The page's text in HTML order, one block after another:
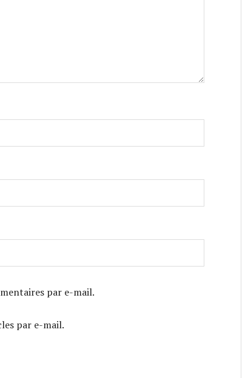
par e-mail.
par e-mail.